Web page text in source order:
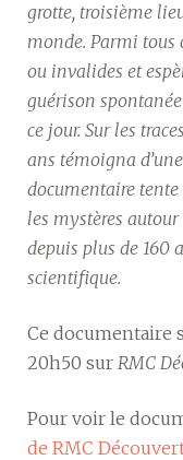
grotte, troisième
monde. Parmi tous
ou invalides et
guérison
ce jour. Sur les
ans témoigna
documentaire tente
les mystères
depuis plus de 160
scientifique.
Ce documentaire
20h50 sur RMC
Pour voir le
de RMC